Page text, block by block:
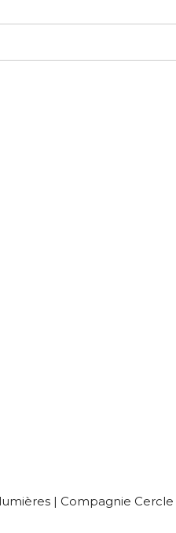
| Compagnie Cercle